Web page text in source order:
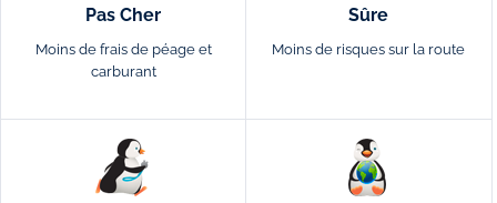
Pas Cher
Moins de frais de péage et
carburant
Sûre
Moins de risques sur la route